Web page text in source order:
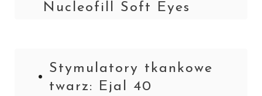
Nucleofill Soft Eyes
Stymulatory tkankowe
twarz: Ejal 40